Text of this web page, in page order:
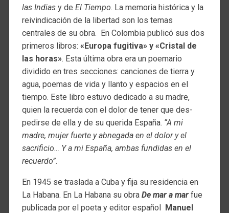
las Indiasy de El Tiempo. La memoria histórica y la
reivindicación de la libertad son los temas
centrales de su obra. En Colombia publicó sus dos
primeros libros: «Europa fugitiva» y «Cristal de
las horas». Esta última obra era un poemario
dividido en tres secciones: canciones de tierra y
agua, poemas de vida y llanto y espacios en el
tiempo. Este libro estuvo dedicado a su madre,
quien la recuerda con el dolor de tener que des-
pedirse de ella y de su querida España. “A mi
madre, mujer fuerte y abnegada en el dolor y el
sacrificio… Y a mi España, ambas fundidas en el
recuerdo”.
En 1945 se traslada a Cuba y fija su residencia en
La Habana. En La Habana su obra De mar a marfue
publicada por el poeta y editor español Manuel